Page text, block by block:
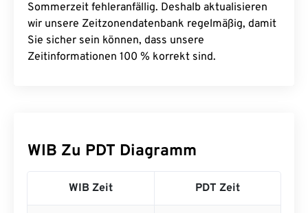
Sommerzeit fehleranfällig. Deshalb aktualisieren
wir unsere Zeitzonendatenbank regelmäßig, damit
Sie sicher sein können, dass unsere
Zeitinformationen 100 % korrekt sind.
WIB Zu PDT Diagramm
WIB Zeit PDT Zeit